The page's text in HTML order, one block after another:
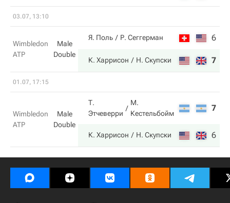
03.07, 13:10
Wimbledon
ATP
Male
Double
Я. Поль Р. Сеггерман 6
К. Харрисон Н. Скупски 7
01.07, 17:15
Wimbledon
ATP
Male
Double
Т.
Этчеверри
М.
Кестельбойм
7
К. Харрисон Н. Скупски 6